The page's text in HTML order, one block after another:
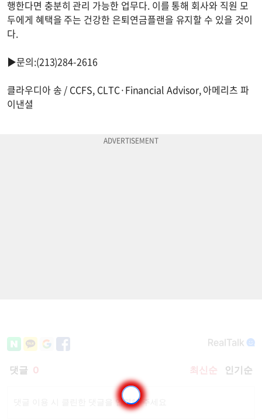
행한다면 충분히 관리 가능한 업무다. 이를 통해 회사와 직원 모
두에게 혜택을 주는 건강한 은퇴연금플랜을 유지할 수 있을 것이
다.
▶문의:(213)284-2616
클라우디아 송 / CCFS, CLTC·Financial Advisor, 아메리츠 파
이낸셜